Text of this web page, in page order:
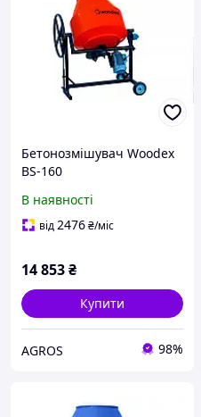
Бетонозмішувач Woodex
BS-160
В наявності
від2476₴/міс
14 853₴
Купити
AGROS 98%